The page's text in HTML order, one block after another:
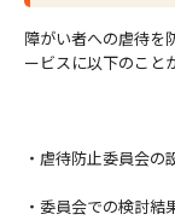
障がい者への虐待を
ービスに以下のこと
・虐待防止委員会の
・委員会での検討